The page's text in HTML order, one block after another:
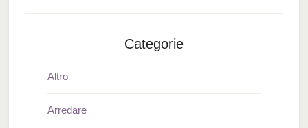
Categorie
Altro
Arredare